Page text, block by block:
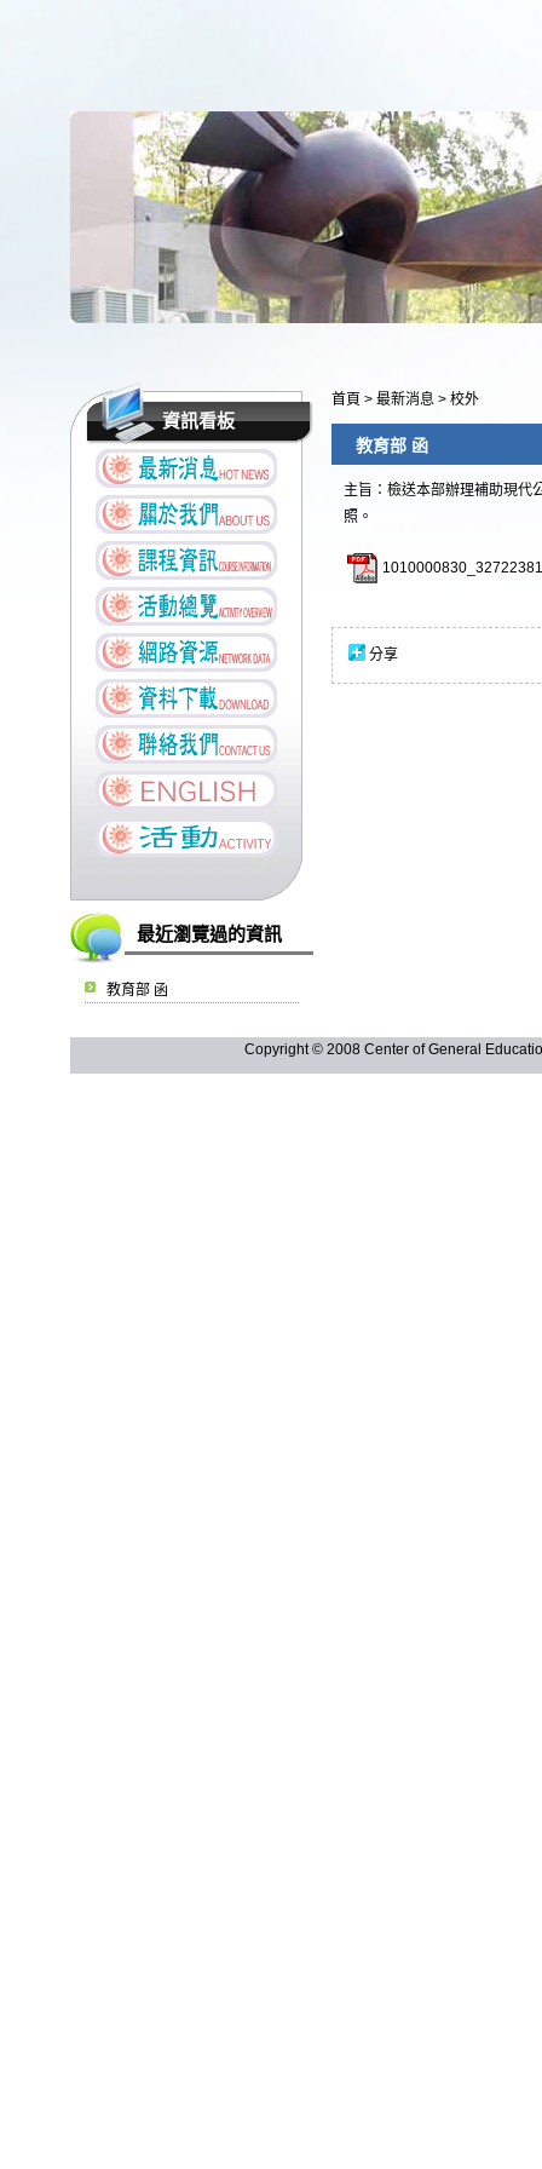
資訊看板
最近瀏覽過的資訊
教育部 函
首頁 > 最新消息 > 校外
教育部 函
主旨：檢送本部辦理補助現代
照。
分享
Copyright © 2008 Center of General